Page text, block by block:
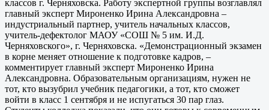
классов г. Черняховска. Работу экспертной группы возглавлял
главный эксперт Мироненко Ирина Александровна –
индустриальный партнер, учитель начальных классов,
учитель-дефектолог МАОУ «СОШ № 5 им. И.Д.
Черняховского», г. Черняховска. «Демонстрационный экзамен
в корне меняет отношение к подготовке кадров, –
комментирует главный эксперт Мироненко Ирина
Александровна. Образовательным организациям, нужен не
тот, кто вызубрил учебник педагогики, а тот, кто сможет
войти в класс 1 сентября и не испугаться 30 пар глаз.